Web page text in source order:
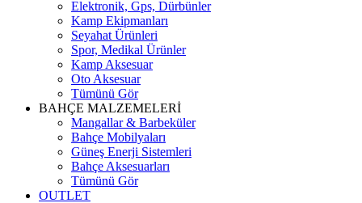
Elektronik, Gps, Dürbünler
Kamp Ekipmanları
Seyahat Ürünleri
Spor, Medikal Ürünler
Kamp Aksesuar
Oto Aksesuar
Tümünü Gör
BAHÇE MALZEMELERİ
Mangallar & Barbeküler
Bahçe Mobilyaları
Güneş Enerji Sistemleri
Bahçe Aksesuarları
Tümünü Gör
OUTLET